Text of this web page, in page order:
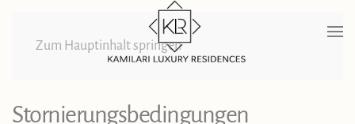
Zum Hauptinhalt springen
Stornierungsbedingungen